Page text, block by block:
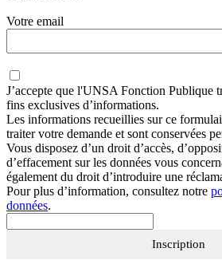
Votre email
J’accepte que l'UNSA Fonction Publique
fins exclusives d’informations.
Les informations recueillies sur ce
traiter votre demande et sont conservées
Vous disposez d’un droit d’accès,
d’effacement sur les données vous
également du droit d’introduire une
Pour plus d’information, consultez notre
données.
Inscription